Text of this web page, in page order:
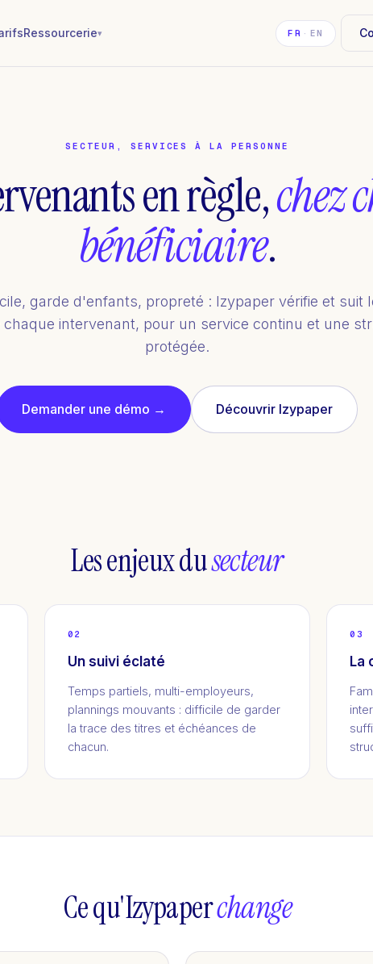
Ressourcerie▾ FR · EN
SECTEUR, SERVICES À LA PERSONNE
en règle,chez
bénéficiaire.
garde d'enfants, propreté : Izypaper vérifie et suit
chaque intervenant, pour un service continu et une
protégée.
Demander une démo → Découvrir Izypaper
Les enjeux dusecteur
02
Un suivi éclaté
Temps partiels, multi-employeurs,
plannings mouvants : difficile de garder
la trace des titres et échéances de
chacun.
03
La
Ce qu'Izypaperchange